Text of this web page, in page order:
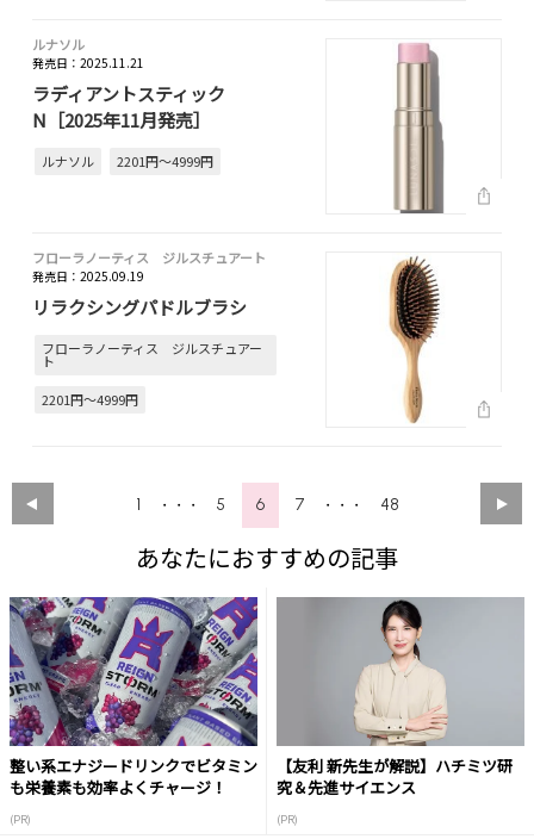
ルナソル
発売日：2025.11.21
ラディアントスティック
N［2025年11月発売］
ルナソル 2201円～4999円
フローラノーティス ジルスチュアート
発売日：2025.09.19
リラクシングパドルブラシ
フローラノーティス ジルスチュアー
ト
2201円～4999円
1 ・・・ 5 6 7 ・・・ 48
あなたにおすすめの記事
整い系エナジードリンクでビタミン
も栄養素も効率よくチャージ！
(PR)
【友利 新先生が解説】ハチミツ研
究＆先進サイエンス
(PR)